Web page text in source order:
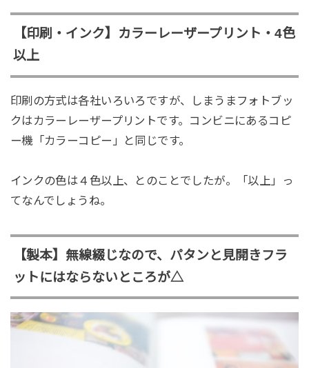
【印刷・インク】カラーレーザープリント・4色
以上
印刷の方式は各社いろいろですが、しまうまフォトブッ
クはカラーレーザープリントです。コンビニにあるコピ
ー機「カラーコピー」と同じです。
インクの色は４色以上、とのことでしたが。「以上」っ
てなんでしょうね。
【製本】無線綴じなので、パタンと見開きフラ
ットにはならないところが△